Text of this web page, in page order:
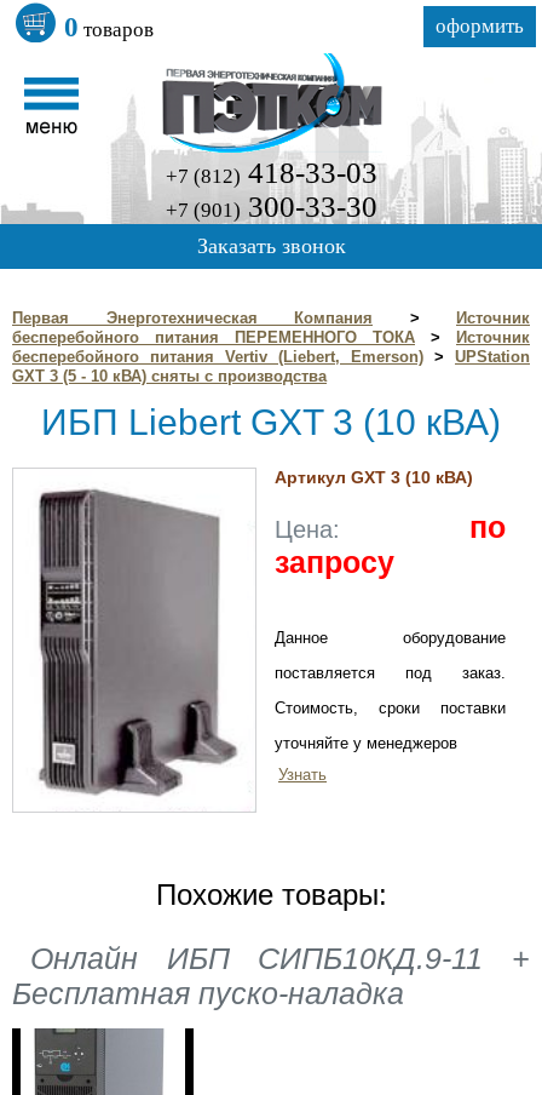
0 товаров оформить
+7 (812) 418-33-03
+7 (901) 300-33-30
Заказать звонок
Первая Энерготехническая Компания >
Источник
бесперебойного питания ПЕРЕМЕННОГО ТОКА >
Источник
бесперебойного питания Vertiv (Liebert, Emerson) > UPStation
GXT 3 (5 - 10 кВА) сняты с производства
ИБП Liebert GXT 3 (10 кВА)
Артикул GXT 3 (10 кВА)
Цена: по
запросу
Данное оборудование
поставляется под заказ.
Стоимость, сроки поставки
уточняйте у менеджеров
Узнать
Похожие товары:
Онлайн ИБП СИПБ10КД.9-11 +
Бесплатная пуско-наладка